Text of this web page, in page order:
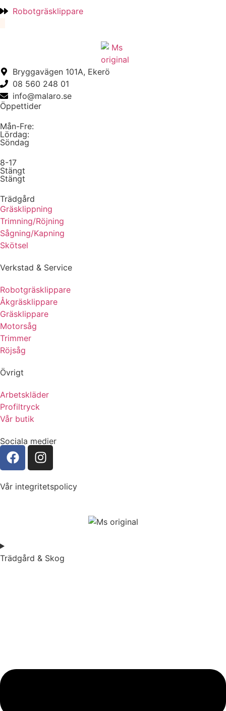
Robotgräsklippare
Bryggavägen 101A, Ekerö
08 560 248 01
info@malaro.se
Öppettider
Mån-Fre:
Lördag:
Söndag
8-17
Stängt
Stängt
Trädgård
Gräsklippning
Trimning/Röjning
Sågning/Kapning
Skötsel
Verkstad & Service
Robotgräsklippare
Åkgräsklippare
Gräsklippare
Motorsåg
Trimmer
Röjsåg
Övrigt
Arbetskläder
Profiltryck
Vår butik
Sociala medier
Vår integritetspolicy
Trädgård & Skog